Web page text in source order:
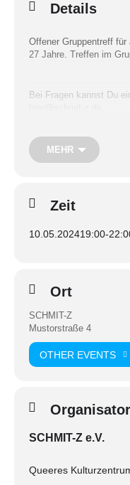
Details
Offener Gruppentreff
27 Jahre. Treffen im
Bei Fragen kannst Du
***
going to meet at our
MEHR
Zeit
10.05.202419:00-
Ort
SCHMIT-Z
Mustorstraße 4
OTHER EVENTS
Organisator
SCHMIT-Z e.V.
Queeres